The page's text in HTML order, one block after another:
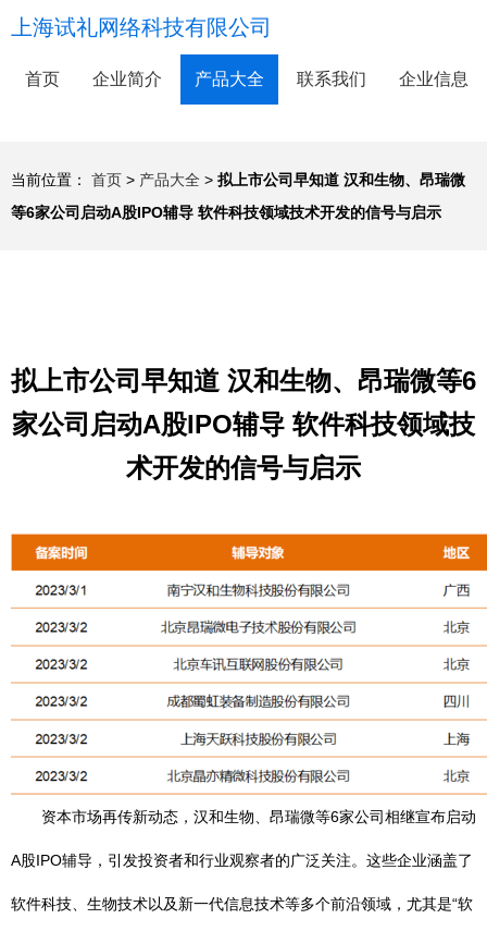
上海试礼网络科技有限公司
首页 企业简介 产品大全 联系我们 企业信息
当前位置： 首页 > 产品大全 > 拟上市公司早知道 汉和生物、昂瑞微
等6家公司启动A股IPO辅导 软件科技领域技术开发的信号与启示
拟上市公司早知道 汉和生物、昂瑞微等6
家公司启动A股IPO辅导 软件科技领域技
术开发的信号与启示
资本市场再传新动态，汉和生物、昂瑞微等6家公司相继宣布启动
A股IPO辅导，引发投资者和行业观察者的广泛关注。这些企业涵盖了
软件科技、生物技术以及新一代信息技术等多个前沿领域，尤其是“软